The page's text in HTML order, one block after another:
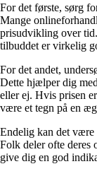
For det første, sørg
Mange
prisudvikling over
tilbuddet er virkelig
For det andet,
Dette hjælper dig
eller ej. Hvis prisen
være et tegn på en
Endelig kan det være
Folk deler ofte deres
give dig en god